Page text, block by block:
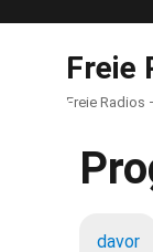
Freie
Freie Radios
davor